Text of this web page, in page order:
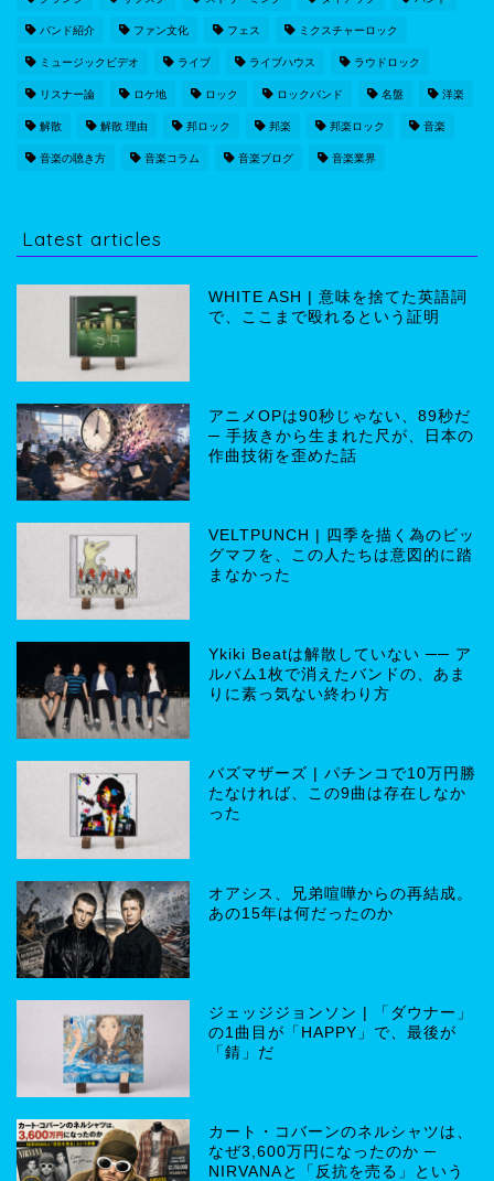
バンド紹介 ファン文化 フェス ミクスチャーロック
ミュージックビデオ ライブ ライブハウス ラウドロック
リスナー論 ロケ地 ロック ロックバンド 名盤 洋楽
解散 解散 理由 邦ロック 邦楽 邦楽ロック 音楽
音楽の聴き方 音楽コラム 音楽ブログ 音楽業界
Latest articles
WHITE ASH | 意味を捨てた英語詞
で、ここまで殴れるという証明
アニメOPは90秒じゃない、89秒だ
─ 手抜きから生まれた尺が、日本の
作曲技術を歪めた話
VELTPUNCH | 四季を描く為のビッ
グマフを、この人たちは意図的に踏
まなかった
Ykiki Beatは解散していない ── ア
ルバム1枚で消えたバンドの、あま
りに素っ気ない終わり方
バズマザーズ | パチンコで10万円勝
たなければ、この9曲は存在しなか
った
オアシス、兄弟喧嘩からの再結成。
あの15年は何だったのか
ジェッジジョンソン | 「ダウナー」
の1曲目が「HAPPY」で、最後が
「錆」だ
カート・コバーンのネルシャツは、
なぜ3,600万円になったのか ─
NIRVANAと「反抗を売る」という